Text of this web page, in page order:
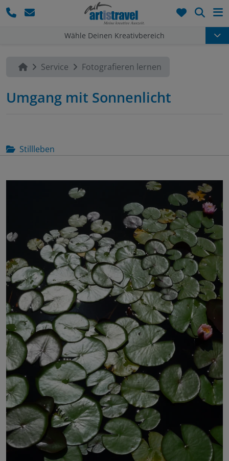
Wähle Deinen Kreativbereich
Service Fotografieren lernen
Umgang mit Sonnenlicht
Stillleben